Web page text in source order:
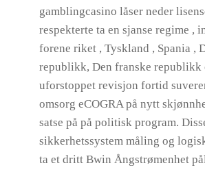
gamblingcasino låser neder
respekterte ta en sjanse regime ,
forene riket , Tyskland , Spania ,
republikk, Den franske republikk
uforstoppet revisjon fortid
omsorg eCOGRA på nytt
satse på på politisk program.
sikkerhetssystem måling og
ta et dritt Bwin Ångstrømenhet